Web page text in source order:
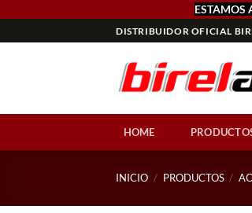
ESTAMOS
al
DISTRIBUIDOR OFICIAL
HOME
INICIO / PRODUCTOS /